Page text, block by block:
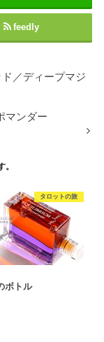
feedly
／ディープマジ
マンダー
タロットの旅
ボトル